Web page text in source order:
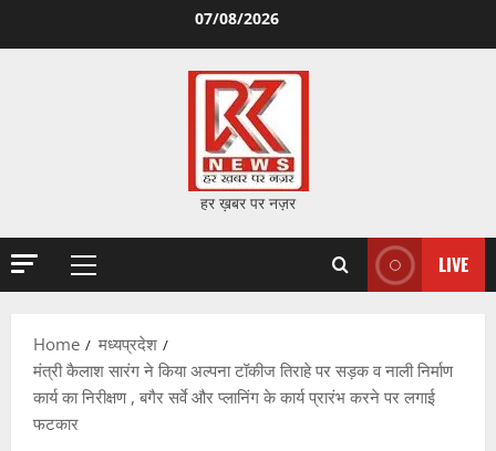
07/08/2026
हर ख़बर पर नज़र
Primary
LIVE
Home
मध्यप्रदेश
मंत्री कैलाश सारंग ने किया अल्पना टॉकीज तिराहे पर सड़क व नाली निर्माण
कार्य का निरीक्षण , बगैर सर्वे और प्लानिंग के कार्य प्रारंभ करने पर लगाई
फटकार